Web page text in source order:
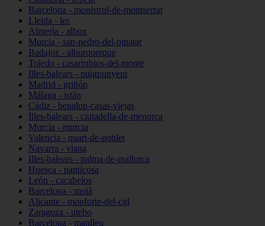
Barcelona - monistrol-de-montserrat
Lleida - les
Almería - albox
Murcia - san-pedro-del-pinatar
Badajoz - alburquerque
Toledo - casarrubios-del-monte
Illes-balears - puigpunyent
Madrid - griñón
Málaga - istán
Cádiz - benalup-casas-viejas
Illes-balears - ciutadella-de-menorca
Murcia - murcia
Valencia - quart-de-poblet
Navarra - viana
Illes-balears - palma-de-mallorca
Huesca - panticosa
León - cacabelos
Barcelona - moià
Alicante - monforte-del-cid
Zaragoza - utebo
Barcelona - manlleu